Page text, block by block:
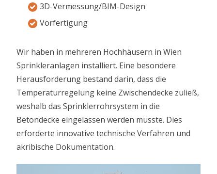
3D-Vermessung/BIM-Design
Vorfertigung
Wir haben in mehreren Hochhäusern in Wien
Sprinkleranlagen installiert. Eine besondere
Herausforderung bestand darin, dass die
Temperaturregelung keine Zwischendecke zuließ,
weshalb das Sprinklerrohrsystem in die
Betondecke eingelassen werden musste. Dies
erforderte innovative technische Verfahren und
akribische Dokumentation.